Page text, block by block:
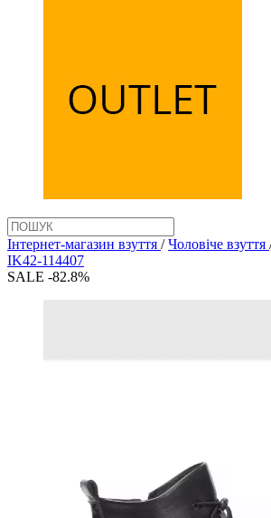
Інтернет-магазин взуття / Чоловіче взуття
IK42-114407
SALE -82.8%